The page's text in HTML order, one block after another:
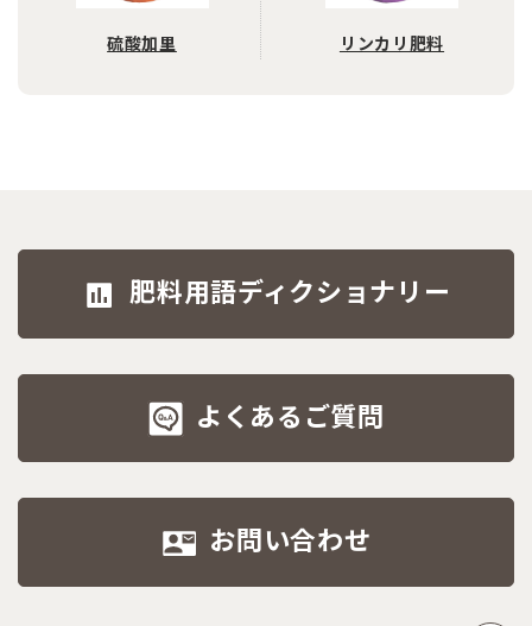
硫酸加里 リンカリ肥料
肥料用語ディクショナリー
よくあるご質問
お問い合わせ